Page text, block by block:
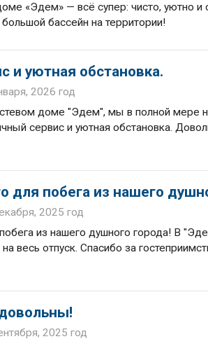
«Эдем» — всё супер: чисто, уютно и
бассейн на территории!
и уютная обстановка.
2026 год
доме "Эдем", мы в полной мере
сервис и уютная обстановка.
для побега из нашего
2025 год
из нашего душного города! В
весь отпуск. Спасибо за
2025 год